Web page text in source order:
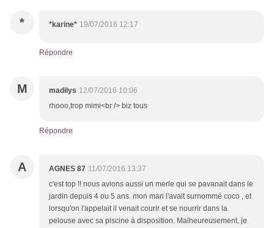
* *karine* 19/07/2016 12:17
Répondre
M madilys 12/07/2016 10:06
rhooo,trop mimi<br /> biz tous
Répondre
A AGNES 87 11/07/2016 13:37
c'est top !! nous avions aussi un merle qui se pavanait dans le
jardin depuis 4 ou 5 ans. mon mari l'avait surnommé coco , et
lorsqu'on l'appelait il venait courir et se nourrir dans la
pelouse avec sa piscine à disposition. Malheureusement, je